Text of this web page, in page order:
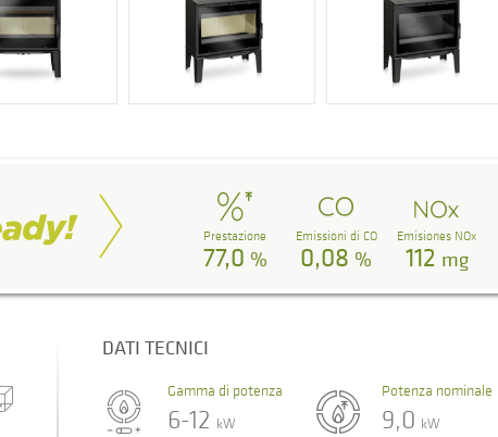
Prestazione
77,0 %
Emissioni di CO
0,08 %
Emisiones NOx
112 mg
DATI TECNICI
Gamma di potenza
6-12 kW
Potenza nominale
9,0 kW